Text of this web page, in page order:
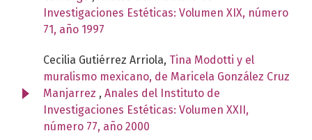
Investigaciones Estéticas: Volumen XIX, número
71, año 1997
Cecilia Gutiérrez Arriola, Tina Modotti y el
muralismo mexicano, de Maricela González Cruz
Manjarrez , Anales del Instituto de
Investigaciones Estéticas: Volumen XXII,
número 77, año 2000